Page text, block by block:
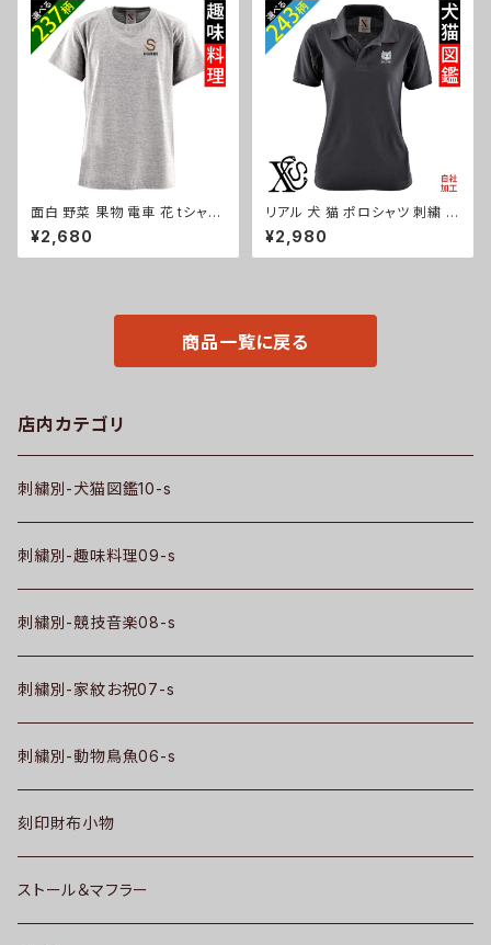
2-b09-s
ンド 父の日 グッズ 柄 丸に 五瓜
桔梗 巴 藤 羽 菱 唐花 木瓜 蔦
桐 織田信長 ori-am-tst2-g0
7-s
面白 野菜 果物 電車 花 tシャツ
リアル 刺繍 プレゼント 5.6oz
オリジナル 半袖 Tシャツ メンズ
ワンポイント ロゴ おしゃれ 無
¥2,680
リアル 犬 猫 ポロシャツ 刺繍 プ
レゼント 半袖 レディース オリジ
ナル 無地 ワンポイント ロゴ お
しゃれ ゴルフ 吸汗速乾 黒 紺 母
-s
¥2,980
商品一覧に戻る
店内カテゴリ
刺繍別-犬猫図鑑10-s
刺繍別-趣味料理09-s
刺繍別-競技音楽08-s
刺繍別-家紋お祝07-s
刺繍別-動物鳥魚06-s
刻印財布小物
ストール＆マフラー